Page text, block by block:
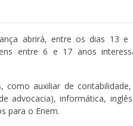
abrirá, entre os dias 13
entre 6 e 17 anos
como auxiliar de
advocacia), informática,
para o Enem.